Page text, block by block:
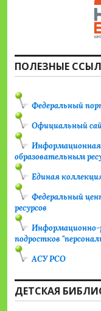
ПОЛЕЗНЫЕ
Федеральный
Официальный
Информационная
образовательным
Единая
Федеральный
ресурсов
Информационно-
подростков
АСУ РСО
ДЕТСКАЯ